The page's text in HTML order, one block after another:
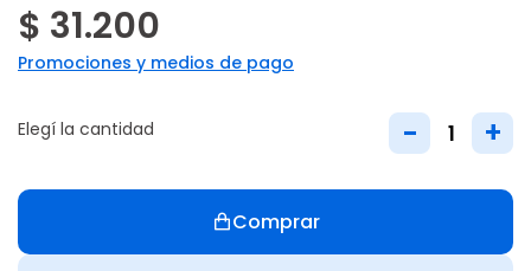
$ 31.200
Promociones y medios de pago
Elegí la cantidad - +
Comprar